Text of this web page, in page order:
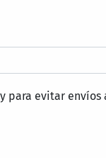
para evitar